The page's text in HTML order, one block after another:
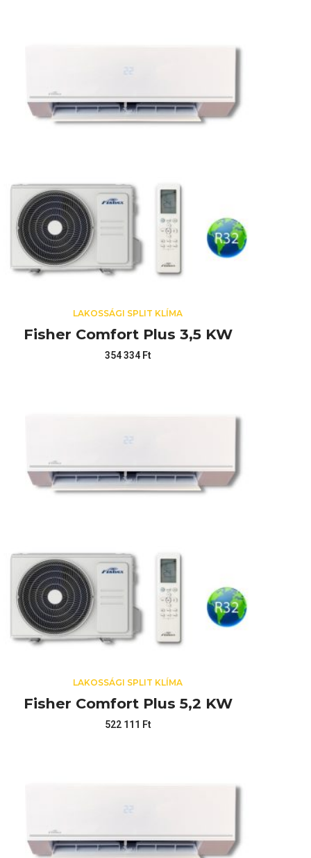
LAKOSSÁGI SPLIT KLÍMA
Fisher Comfort Plus 3,5 KW
354 334 Ft
LAKOSSÁGI SPLIT KLÍMA
Fisher Comfort Plus 5,2 KW
522 111 Ft